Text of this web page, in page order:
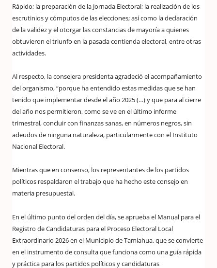
Rápido; la preparación de la Jornada Electoral; la realización de los
escrutinios y cómputos de las elecciones; así como la declaración
de la validez y el otorgar las constancias de mayoría a quienes
obtuvieron el triunfo en la pasada contienda electoral, entre otras
actividades.
Al respecto, la consejera presidenta agradeció el acompañamiento
del organismo, “porque ha entendido estas medidas que se han
tenido que implementar desde el año 2025 (…) y que para al cierre
del año nos permitieron, como se ve en el último informe
trimestral, concluir con finanzas sanas, en números negros, sin
adeudos de ninguna naturaleza, particularmente con el Instituto
Nacional Electoral.
Mientras que en consenso, los representantes de los partidos
políticos respaldaron el trabajo que ha hecho este consejo en
materia presupuestal.
En el último punto del orden del día, se aprueba el Manual para el
Registro de Candidaturas para el Proceso Electoral Local
Extraordinario 2026 en el Municipio de Tamiahua, que se convierte
en el instrumento de consulta que funciona como una guía rápida
y práctica para los partidos políticos y candidaturas